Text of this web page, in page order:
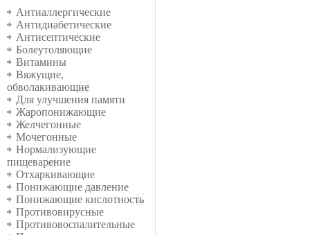
Группы
Антиаллергические
Антидиабетические
Антисептические
Болеутоляющие
Витамины
Вяжущие,
обволакивающие
Для улучшения памяти
Жаропонижающие
Желчегонные
Мочегонные
Нормализующие
пищеварение
Отхаркивающие
Понижающие давление
Понижающие кислотность
Противовирусные
Противовоспалительные